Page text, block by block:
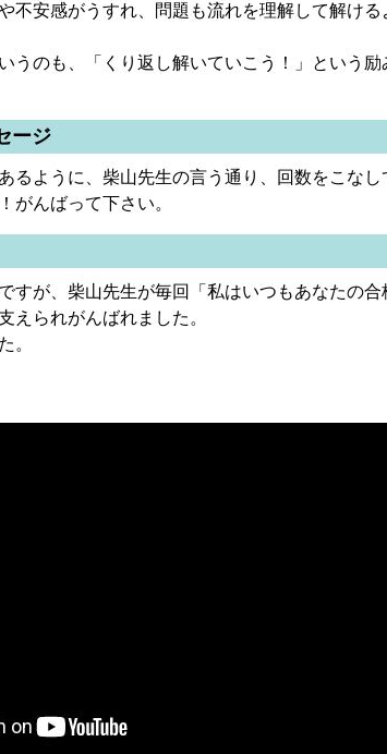
不安感がうすれ、問題も流れを理解して解ける
うのも、「くり返し解いていこう！」という励
ージ
るように、柴山先生の言う通り、回数をこなし
がんばって下さい。
すが、柴山先生が毎回「私はいつもあなたの合
えられがんばれました。
。